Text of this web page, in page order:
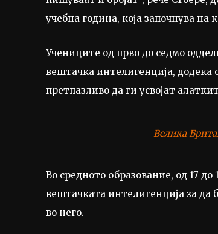
учебна година, која започнува на
Учениците од прво до седмо
вештачка интелигенција, додека
претпазливо да ги усвојат
Велика
Во средното образование, од 17
вештачката интелигенција за да
во него.